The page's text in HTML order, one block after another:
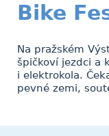
Bike
Na pražském
špičkoví jezdci a
i elektrokola.
pevné zemi,